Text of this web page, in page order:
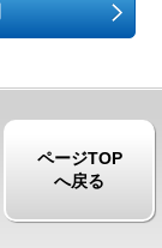
ページTOP
へ戻る